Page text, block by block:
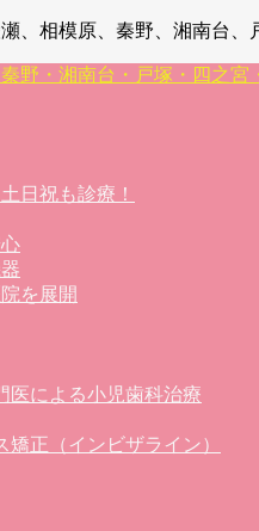
、相模原、秦野、湘南台、
日祝も診療！
を展開
医による小児歯科治療
矯正（インビザライン）